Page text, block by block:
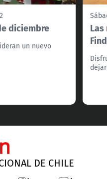
diciembre
un nuevo
DE CHILE